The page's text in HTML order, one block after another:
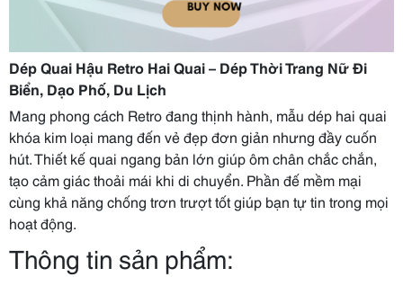
Dép Quai Hậu Retro Hai Quai – Dép Thời Trang Nữ Đi
Biển, Dạo Phố, Du Lịch
Mang phong cách Retro đang thịnh hành, mẫu dép hai quai
khóa kim loại mang đến vẻ đẹp đơn giản nhưng đầy cuốn
hút. Thiết kế quai ngang bản lớn giúp ôm chân chắc chắn,
tạo cảm giác thoải mái khi di chuyển. Phần đế mềm mại
cùng khả năng chống trơn trượt tốt giúp bạn tự tin trong mọi
hoạt động.
Thông tin sản phẩm: